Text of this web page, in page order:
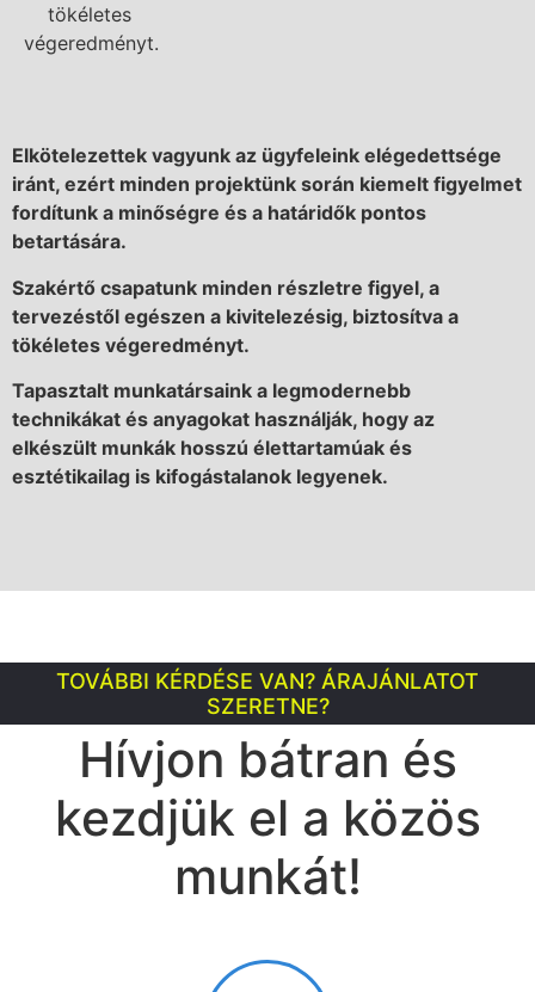
tökéletes
végeredményt.
Elkötelezettek vagyunk az ügyfeleink elégedettsége
iránt, ezért minden projektünk során kiemelt figyelmet
fordítunk a minőségre és a határidők pontos
betartására.
Szakértő csapatunk minden részletre figyel, a
tervezéstől egészen a kivitelezésig, biztosítva a
tökéletes végeredményt.
Tapasztalt munkatársaink a legmodernebb
technikákat és anyagokat használják, hogy az
elkészült munkák hosszú élettartamúak és
esztétikailag is kifogástalanok legyenek.
TOVÁBBI KÉRDÉSE VAN? ÁRAJÁNLATOT
SZERETNE?
Hívjon bátran és
kezdjük el a közös
munkát!